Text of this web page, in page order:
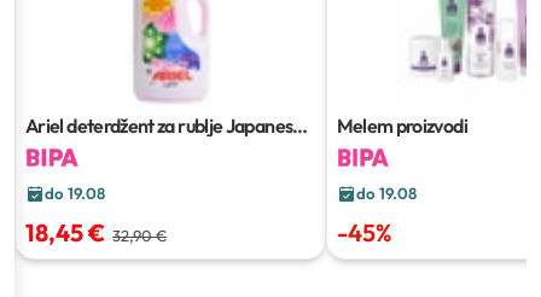
Ariel deterdžent za rublje Japanese
Blossom
do 19.08
18,45 € 32,90 €
Melem proizvodi
do 19.08
-45%